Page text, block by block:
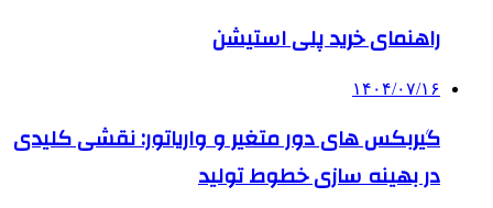
راهنمای خرید پلی استیشن
۱۴۰۴/۰۷/۱۶
گیربکس های دور متغیر و واریاتور: نقشی کلیدی
در بهینه سازی خطوط تولید